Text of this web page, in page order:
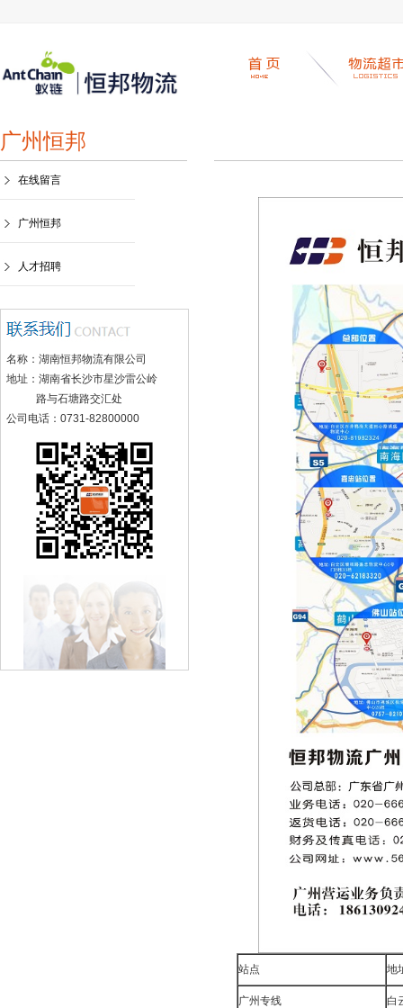
广州恒邦
在线留言
广州恒邦
人才招聘
名称：湖南恒邦物流有限公司
地址：湖南省长沙市星沙雷公岭
路与石塘路交汇处
公司电话：0731-82800000
站点 地
广州专线 白